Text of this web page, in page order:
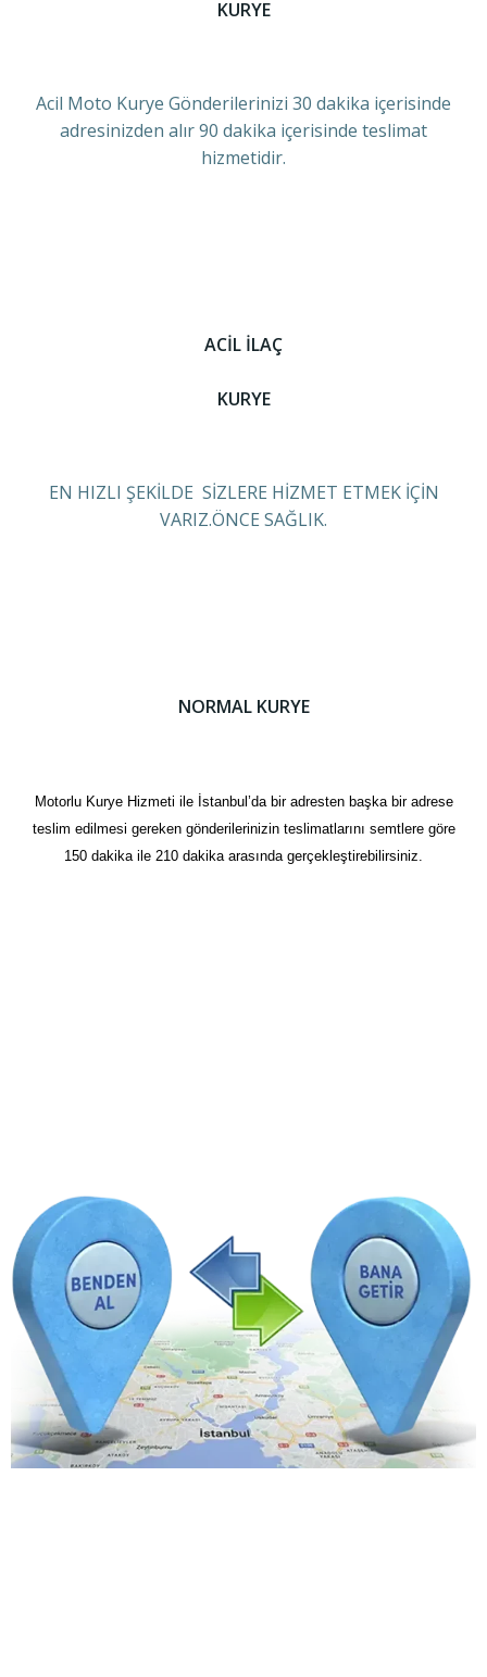
KURYE
Acil Moto Kurye Gönderilerinizi 30 dakika içerisinde
adresinizden alır 90 dakika içerisinde teslimat
hizmetidir.
ACİL İLAÇ
KURYE
EN HIZLI ŞEKİLDE SİZLERE HİZMET ETMEK İÇİN
VARIZ.ÖNCE SAĞLIK.
NORMAL KURYE
Motorlu Kurye Hizmeti ile İstanbul’da bir adresten başka bir adrese
teslim edilmesi gereken gönderilerinizin teslimatlarını semtlere göre
150 dakika ile 210 dakika arasında gerçekleştirebilirsiniz.